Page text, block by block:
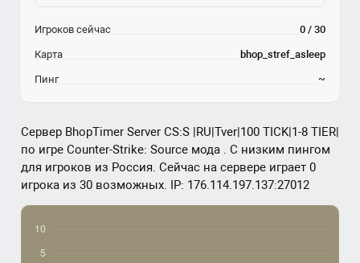
Сервер BhopTimer Server CS:S |RU|Tver|100 TICK|1-8 TIER|
по игре Counter-Strike: Source мода . С низким пингом
для игроков из Россия. Сейчас на сервере играет 0
игрока из 30 возможных. IP: 176.114.197.137:27012
Игроков сейчас 0 / 30
Карта bhop_stref_asleep
Пинг ~